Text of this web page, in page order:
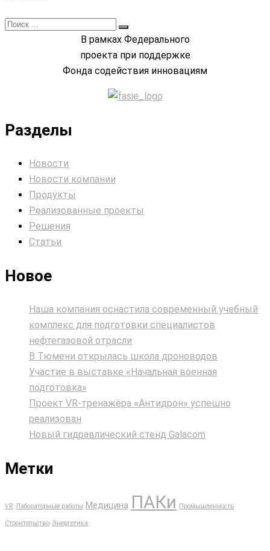
В рамках Федерального
проекта при поддержке
Фонда содействия инновациям
Разделы
Новости
Новости компании
Продукты
Реализованные проекты
Решения
Статьи
Новое
Наша компания оснастила современный учебный
комплекс для подготовки специалистов
нефтегазовой отрасли
В Тюмени открылась школа дроноводов
Участие в выставке «Начальная военная
подготовка»
Проект VR‑тренажёра «Антидрон» успешно
реализован
Новый гидравлический стенд Galacom
Метки
VR Лабораторные работы Медицина ПАКи Промышленность
Строительство Энергетика